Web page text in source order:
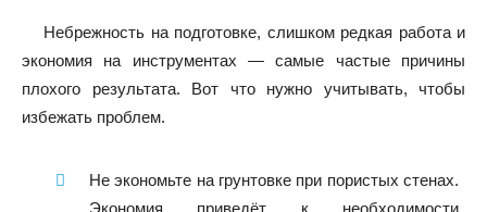
Небрежность на подготовке, слишком редкая работа и
экономия на инструментах — самые частые причины
плохого результата. Вот что нужно учитывать, чтобы
избежать проблем.
Не экономьте на грунтовке при пористых стенах.